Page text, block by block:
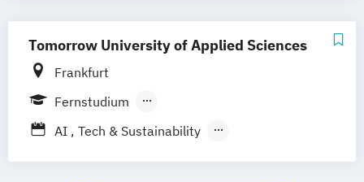
(DE/EN)
Business Intelligence & Data Science (EN)
Management Business Intelligence & Data
Science
Tomorrow University of Applied Sciences
Frankfurt
Fernstudium
Berufsbegleitendes Präsenzstudium
AI
Tech & Sustainability